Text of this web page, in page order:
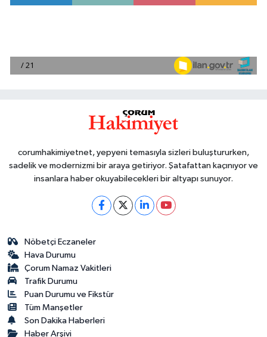
corumhakimiyetnet, yepyeni temasıyla sizleri buluştururken,
sadelik ve modernizmi bir araya getiriyor. Şatafattan kaçınıyor ve
insanlara haber okuyabilecekleri bir altyapı sunuyor.
Nöbetçi Eczaneler
Hava Durumu
Çorum Namaz Vakitleri
Trafik Durumu
Puan Durumu ve Fikstür
Tüm Manşetler
Son Dakika Haberleri
Haber Arşivi